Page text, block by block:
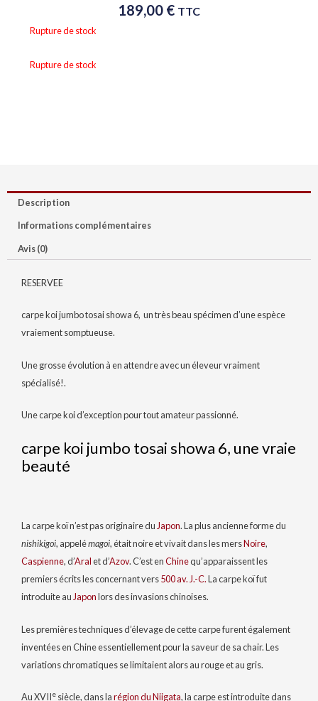
189,00 € TTC
Rupture de stock
Rupture de stock
Description
Informations complémentaires
Avis (0)
RESERVEE
carpe koi jumbo tosai showa 6, un très beau spécimen d’une espèce
vraiement somptueuse.
Une grosse évolution à en attendre avec un éleveur vraiment
spécialisé!.
Une carpe koi d’exception pour tout amateur passionné.
carpe koi jumbo tosai showa 6, une vraie
beauté
La carpe koï n’est pas originaire duJapon. La plus ancienne forme du
nishikigoi, appelémagoi, était noire et vivait dans les mersNoire,
Caspienne, d’Aralet d’Azov. C’est enChinequ’apparaissent les
premiers écrits les concernant vers500 av. J.-C.La carpe koï fut
introduite auJaponlors des invasions chinoises.
Les premières techniques d’élevage de cette carpe furent également
inventées en Chine essentiellement pour la saveur de sa chair. Les
variations chromatiques se limitaient alors au rouge et au gris.
AuXVIIe siècle, dans larégion du Niigata, la carpe est introduite dans